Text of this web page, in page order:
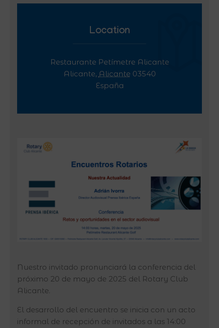
Location
Restaurante Petímetre Alicante
Alicante, Alicante 03540
España
Nuestro invitado pronunciará la conferencia del
próximo 20 de mayo de 2025 del Rotary Club
Alicante.
El desarrollo del encuentro se inicia con un acto
informal de recepción de invitados a las 14:00